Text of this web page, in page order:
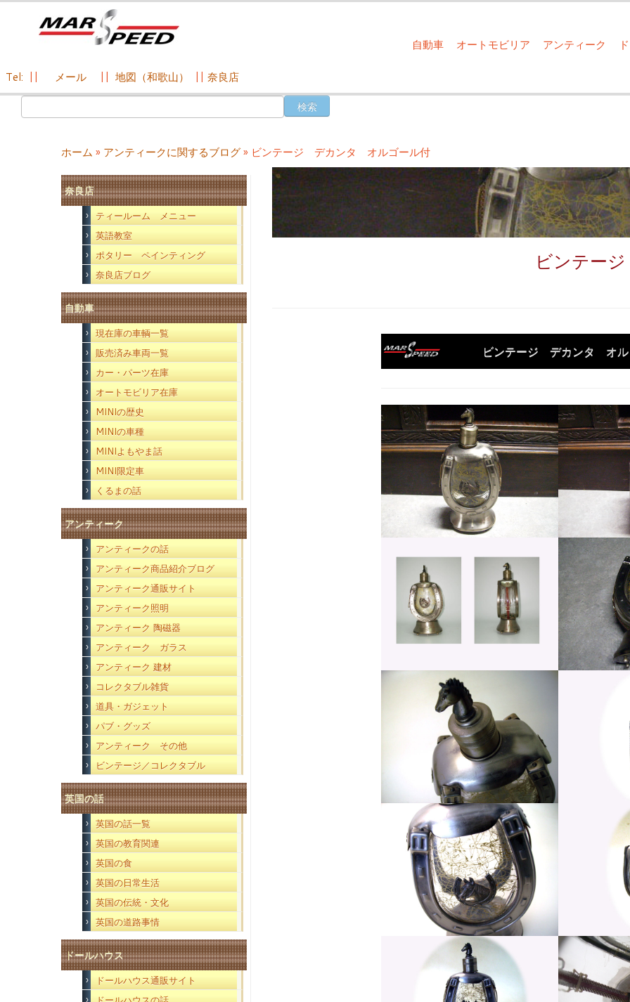
自動車 オートモビリア アンティーク
Tel: メール 地図（和歌山） 奈良店
索:
ホーム » アンティークに関するブログ» ビンテージ デカンタ オルゴール付
奈良店
ティールーム メニュー
英語教室
ポタリー ペインティング
奈良店ブログ
自動車
現在庫の車輌一覧
販売済み車両一覧
カー・パーツ在庫
オートモビリア在庫
MINIの歴史
MINIの車種
MINIよもやま話
MINI限定車
くるまの話
アンティーク
アンティークの話
アンティーク商品紹介ブログ
アンティーク通販サイト
アンティーク照明
アンティーク 陶磁器
アンティーク ガラス
アンティーク 建材
コレクタブル雑貨
道具・ガジェット
パブ・グッズ
アンティーク その他
ビンテージ／コレクタブル
英国の話
英国の話一覧
英国の教育関連
英国の食
英国の日常生活
英国の伝統・文化
英国の道路事情
ドールハウス
ドールハウス通販サイト
ビンテー
ビンテージ デカンタ オル